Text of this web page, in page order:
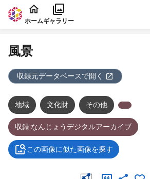
本文に飛ぶ
ホームギャラリー
風景
収録元データベースで開く
地域 文化財 その他
収録:なんじょうデジタルアーカイブ
この画像に似た画像を探す